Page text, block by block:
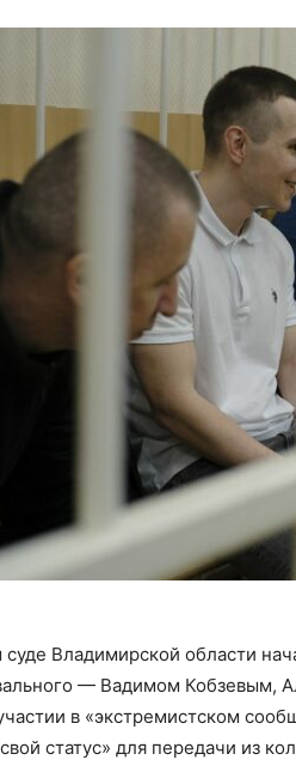
Владимирской области
— Вадимом Кобзевым,
в «экстремистском
статус» для передачи из